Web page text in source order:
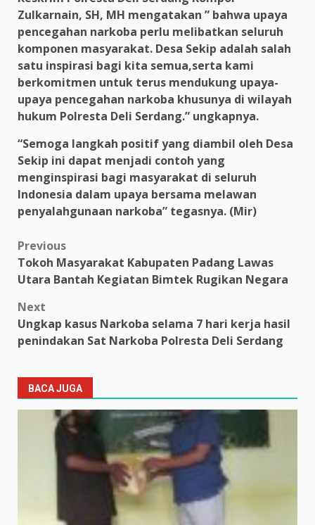
Zulkarnain, SH, MH mengatakan ” bahwa upaya
pencegahan narkoba perlu melibatkan seluruh
komponen masyarakat. Desa Sekip adalah salah
satu inspirasi bagi kita semua,serta kami
berkomitmen untuk terus mendukung upaya-
upaya pencegahan narkoba khusunya di wilayah
hukum Polresta Deli Serdang.” ungkapnya.
“Semoga langkah positif yang diambil oleh Desa
Sekip ini dapat menjadi contoh yang
menginspirasi bagi masyarakat di seluruh
Indonesia dalam upaya bersama melawan
penyalahgunaan narkoba” tegasnya. (Mir)
Post
navigation
Previous
Tokoh Masyarakat Kabupaten Padang Lawas
Utara Bantah Kegiatan Bimtek Rugikan Negara
Next
Ungkap kasus Narkoba selama 7 hari kerja hasil
penindakan Sat Narkoba Polresta Deli Serdang
BACA JUGA